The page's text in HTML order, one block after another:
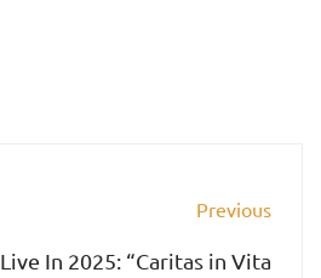
Previous
Live In 2025: “Caritas in Vita